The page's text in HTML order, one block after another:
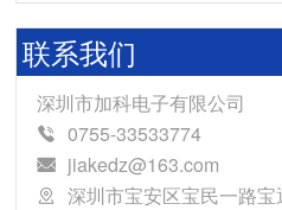
联系我们
深圳市加科电子有限公司
0755-33533774
jiakedz@163.com
深圳市宝安区宝民一路